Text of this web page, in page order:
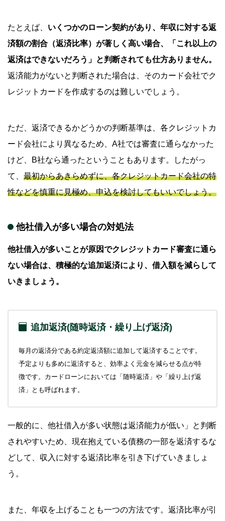
たとえば、 いくつかのローン契約があり、年収に対する返
済額の割合（返済比率）が著しく高い場合、「これ以上の
返済はできないだろう」と判断されても仕方ありません。
返済能力がないと判断された場合は、そのカード会社でク
レジットカードを作成するのは難しいでしょう。
ただ、返済できるかどうかの判断基準は、各クレジットカ
ード会社により異なるため、A社では審査に通らなかった
けど、B社なら通ったということもあります。したがっ
て、 最初からあきらめずに、各クレジットカード会社の特
性などを慎重に見極め、申込を検討してもいいでしょう。
他社借入が多い場合の対処法
他社借入が多いことが原因でクレジットカード審査に通ら
ない場合は、積極的な追加返済により、借入額を減らして
いきましょう。
追加返済(随時返済・繰り上げ返済)
毎月の返済分である約定返済額に追加して返済することです。
予定よりも多めに返済すると、効率よく元金を減らせる点が特
徴です。カードローンにおいては「随時返済」や「繰り上げ返
済」とも呼ばれます。
一般的に、他社借入が多い状態は返済能力が低い」と判断
されやすいため、現在抱えている債務の一部を返済するな
どして、収入に対する返済比率を引き下げていきましょ
う。
また、年収を上げることも一つの方法です。返済比率が引